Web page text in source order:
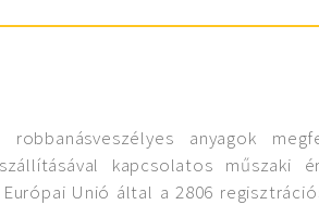
anyagok
kapcsolatos műszaki
Unió által a 2806